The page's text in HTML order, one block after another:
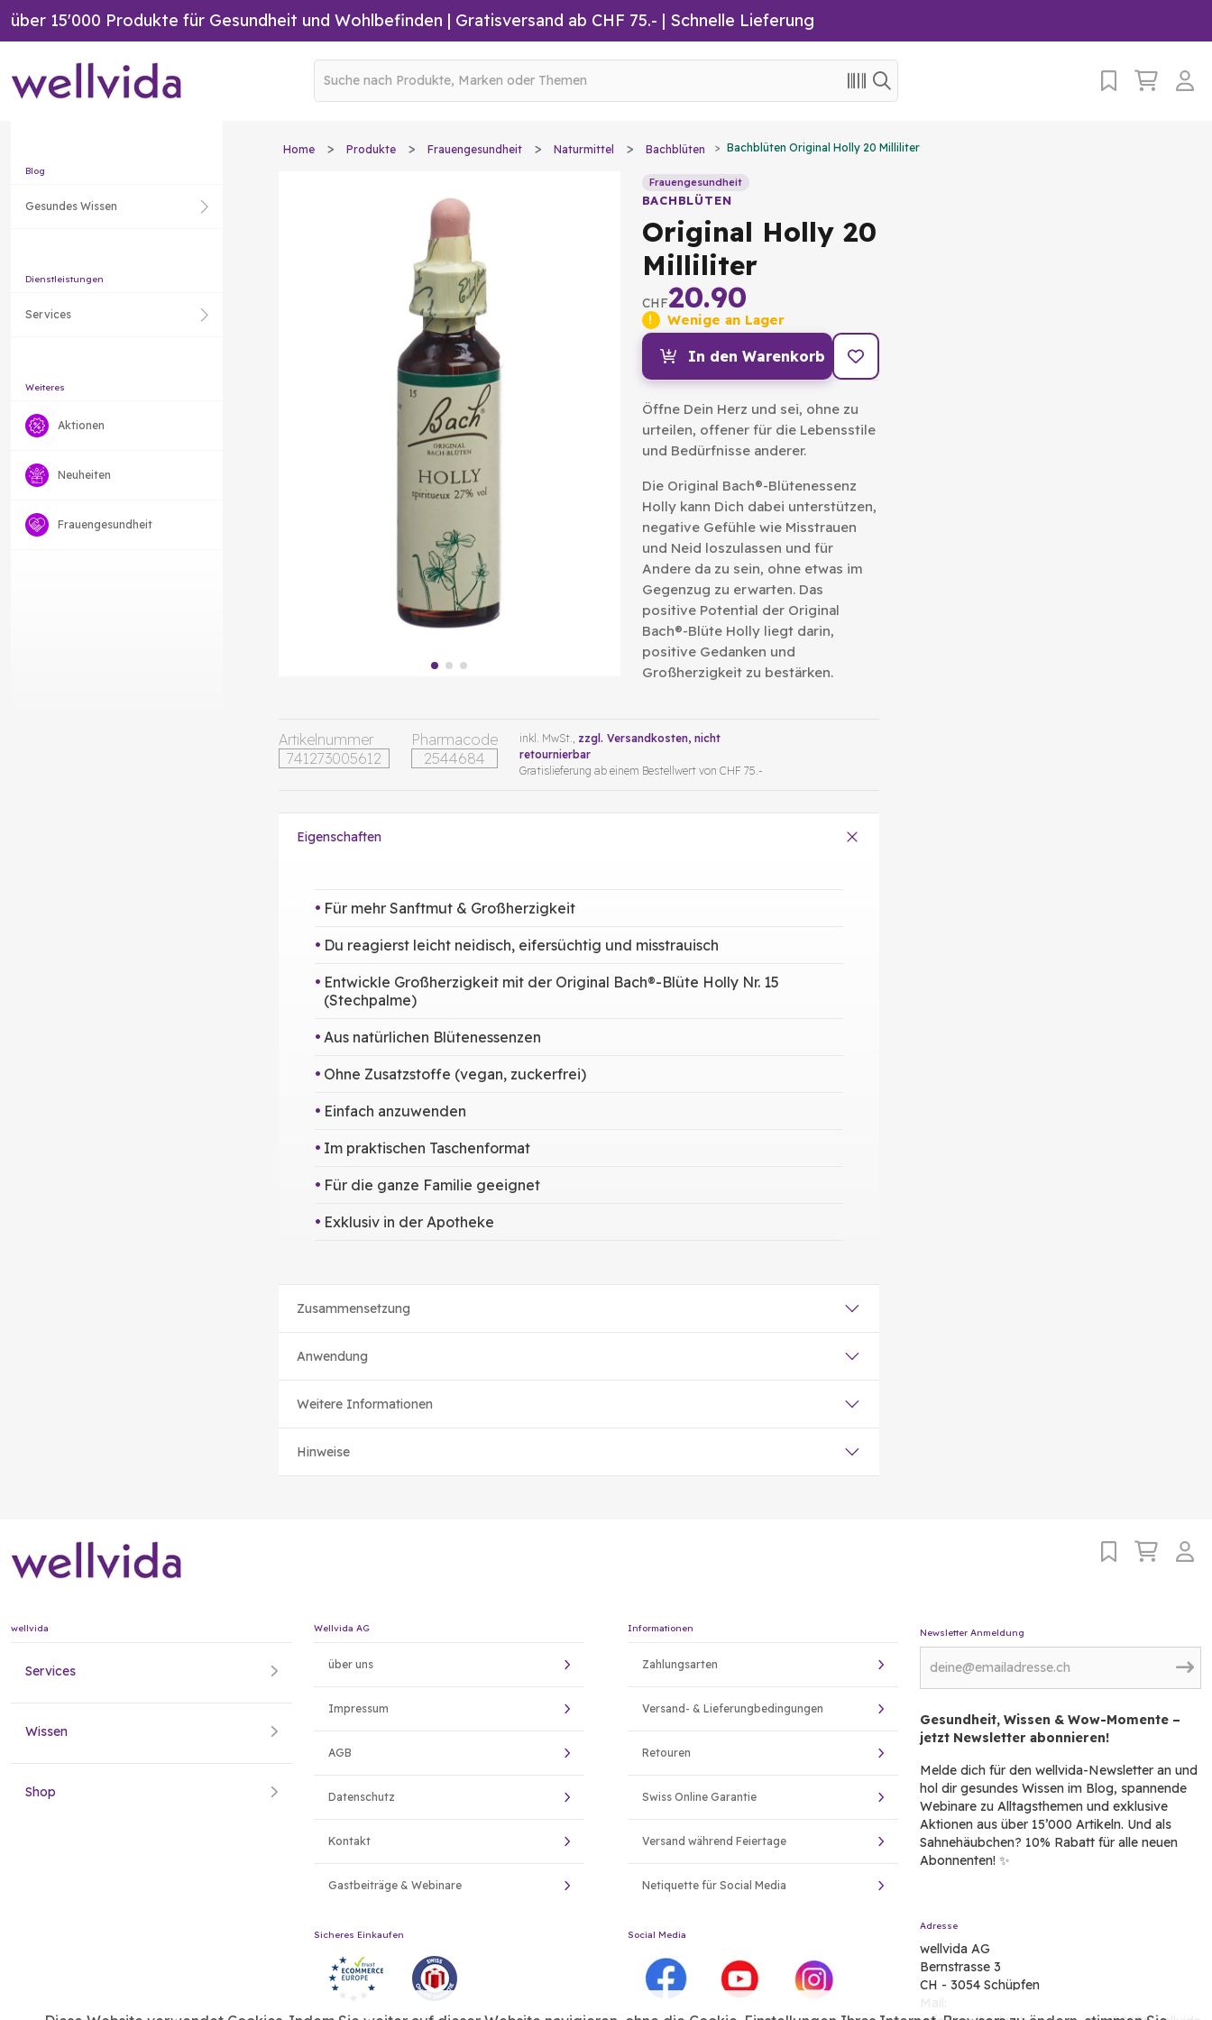
über 15'000 Produkte für Gesundheit und Wohlbefinden | Gratisversand ab CHF 75.- | Schnelle Lieferung
Blog
Gesundes Wissen
Dienstleistungen
Services
Weiteres
Aktionen
Neuheiten
Frauengesundheit
Home Produkte Frauengesundheit Naturmittel Bachblüten Bachblüten Original Holly 20 Milliliter
Frauengesundheit
BACHBLÜTEN
Original Holly 20
Milliliter
CHF20.90
Wenige an Lager
In den Warenkorb
Öffne Dein Herz und sei, ohne zu
urteilen, offener für die Lebensstile
und Bedürfnisse anderer.
Die Original Bach®-Blütenessenz
Holly kann Dich dabei unterstützen,
negative Gefühle wie Misstrauen
und Neid loszulassen und für
Andere da zu sein, ohne etwas im
Gegenzug zu erwarten. Das
positive Potential der Original
Bach®-Blüte Holly liegt darin,
positive Gedanken und
Großherzigkeit zu bestärken.
Artikelnummer
741273005612
Pharmacode
2544684
inkl. MwSt., zzgl. Versandkosten, nicht
retournierbar
Gratislieferung ab einem Bestellwert von CHF 75.-
Eigenschaften
Für mehr Sanftmut & Großherzigkeit
Du reagierst leicht neidisch, eifersüchtig und misstrauisch
Entwickle Großherzigkeit mit der Original Bach®-Blüte Holly Nr. 15
(Stechpalme)
Aus natürlichen Blütenessenzen
Ohne Zusatzstoffe (vegan, zuckerfrei)
Einfach anzuwenden
Im praktischen Taschenformat
Für die ganze Familie geeignet
Exklusiv in der Apotheke
Zusammensetzung
Anwendung
Weitere Informationen
Hinweise
wellvida
Services
Wissen
Shop
Wellvida AG
über uns
Impressum
AGB
Datenschutz
Kontakt
Gastbeiträge & Webinare
Informationen
Zahlungsarten
Versand- & Lieferungbedingungen
Retouren
Swiss Online Garantie
Versand während Feiertage
Netiquette für Social Media
Sicheres Einkaufen Social Media
Newsletter Anmeldung
Gesundheit, Wissen & Wow-Momente –
jetzt Newsletter abonnieren!
Melde dich für den wellvida-Newsletter an und
hol dir gesundes Wissen im Blog, spannende
Webinare zu Alltagsthemen und exklusive
Aktionen aus über 15’000 Artikeln. Und als
Sahnehäubchen? 10% Rabatt für alle neuen
Abonnenten! ✨
Adresse
wellvida AG
Bernstrasse 3
CH - 3054 Schüpfen